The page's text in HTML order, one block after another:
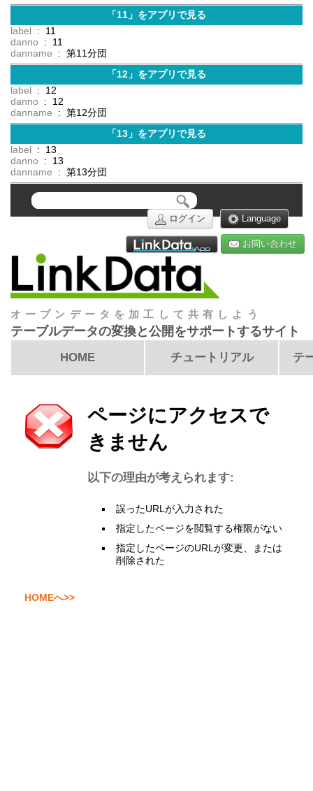
「11」をアプリで見る
label
: 11
danno
: 11
danname
: 第11分団
「12」をアプリで見る
label
: 12
danno
: 12
danname
: 第12分団
「13」をアプリで見る
label
: 13
danno
: 13
danname
: 第13分団
Language
ログイン
お問い合わせ
オープンデータを加工して共有しよう
テーブルデータの変換と公開をサポートするサイト
HOME チュートリアル テ
ページにアクセスで
きません
以下の理由が考えられます:
誤ったURLが入力された
指定したページを閲覧する権限がない
指定したページのURLが変更、または
削除された
HOMEへ>>